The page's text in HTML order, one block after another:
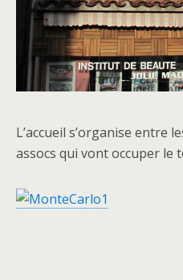
L’accueil s’organise entre
assocs qui vont occuper le